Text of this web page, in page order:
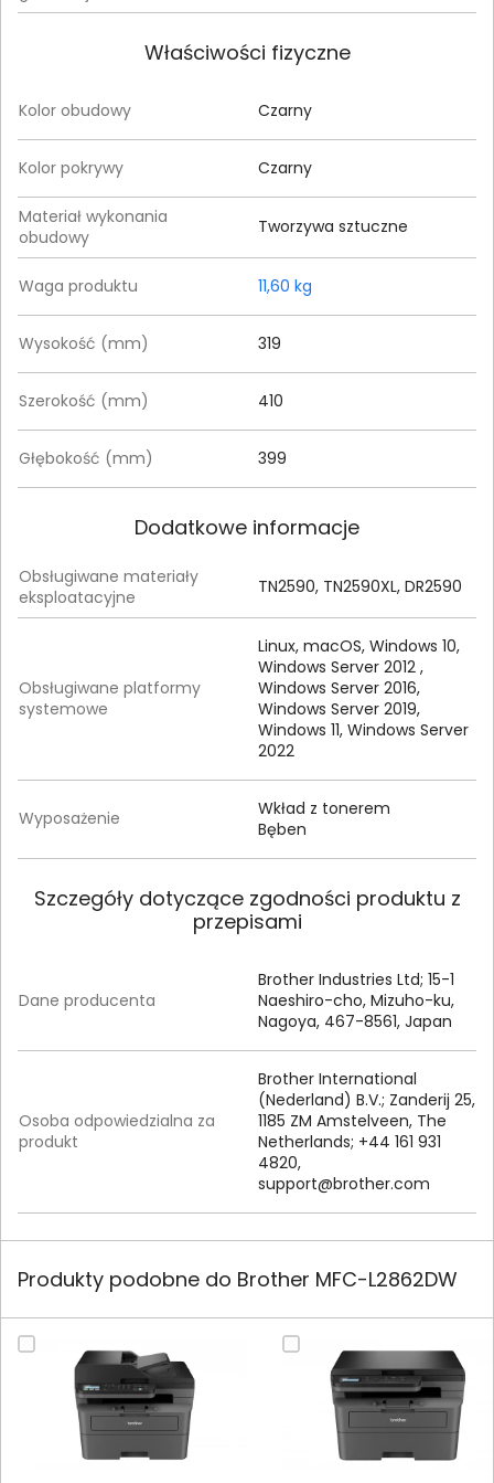
Właściwości fizyczne
Kolor obudowy Czarny
Kolor pokrywy Czarny
Materiał wykonania
obudowy
Tworzywa sztuczne
Waga produktu 11,60 kg
Wysokość (mm) 319
Szerokość (mm) 410
Głębokość (mm) 399
Dodatkowe informacje
Obsługiwane materiały
eksploatacyjne
TN2590, TN2590XL, DR2590
Obsługiwane platformy
systemowe
Linux, macOS, Windows 10,
Windows Server 2012 ,
Windows Server 2016,
Windows Server 2019,
Windows 11, Windows Server
2022
Wyposażenie
Wkład z tonerem
Bęben
Szczegóły dotyczące zgodności produktu z
przepisami
Dane producenta
Brother Industries Ltd; 15-1
Naeshiro-cho, Mizuho-ku,
Nagoya, 467-8561, Japan
Osoba odpowiedzialna za
produkt
Brother International
(Nederland) B.V.; Zanderij 25,
1185 ZM Amstelveen, The
Netherlands; +44 161 931
4820,
support@brother.com
Produkty podobne do Brother MFC-L2862DW